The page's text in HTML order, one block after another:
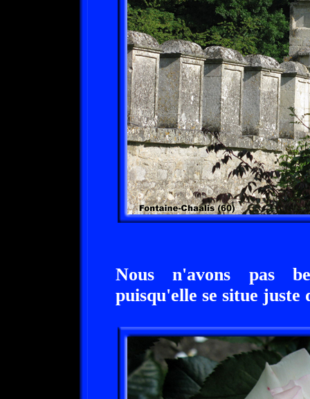
Nous n'avons pas
puisqu'elle se situe